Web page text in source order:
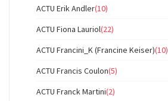
ACTU Erik Andler(10)
ACTU Fiona Lauriol(22)
ACTU Francini_K (Francine Keiser)(10)
ACTU Francis Coulon(5)
ACTU Franck Martini(2)